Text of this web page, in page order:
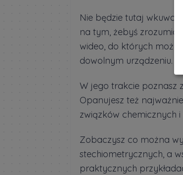
Nie będzie tutaj
na tym, żebyś
wideo, do których
dowolnym urządzeniu.
W jego trakcie poznasz
Opanujesz też
związków chemicznych
Zobaczysz co można
stechiometrycznych, a
praktycznych